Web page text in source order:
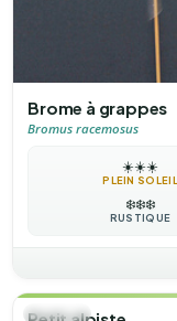
Brome à grappes
Bromus racemosus
☀️☀️☀️
PLEIN SOLEIL
❄️❄️❄️
RUSTIQUE
🌿HERBE